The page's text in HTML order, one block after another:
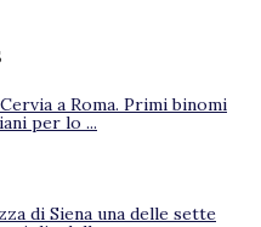
a Roma. Primi binomi
per lo ...
di Siena una delle sette